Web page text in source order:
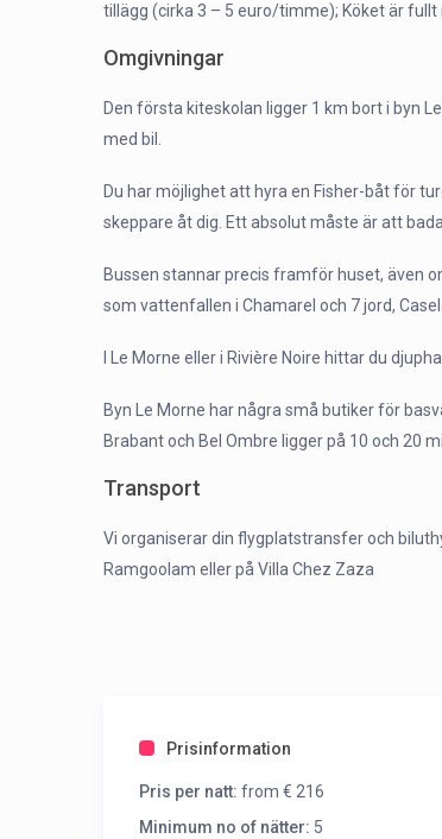
tillägg (cirka 3 – 5 euro/timme); Köket är fullt
Omgivningar
Den första kiteskolan ligger 1 km bort i byn
med bil.
Du har möjlighet att hyra en Fisher-båt för
skeppare åt dig. Ett absolut måste är att
Bussen stannar precis framför huset, även
som vattenfallen i Chamarel och 7 jord,
I Le Morne eller i Rivière Noire hittar du
Byn Le Morne har några små butiker för
Brabant och Bel Ombre ligger på 10 och 20
Transport
Vi organiserar din flygplatstransfer och
Ramgoolam eller på Villa Chez Zaza
Prisinformation
Pris per natt: from € 216
Minimum no of nätter: 5